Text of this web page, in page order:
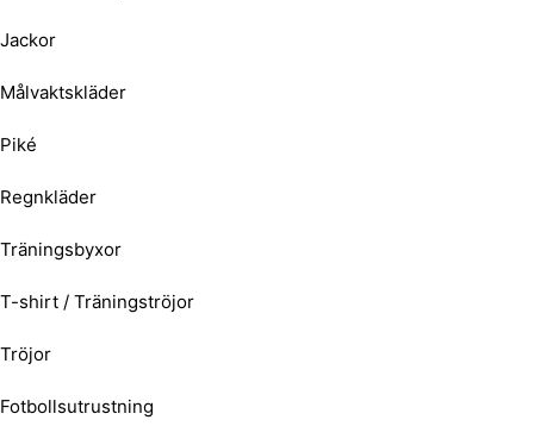
Jackor
Målvaktskläder
Piké
Regnkläder
Träningsbyxor
T-shirt / Träningströjor
Tröjor
Fotbollsutrustning